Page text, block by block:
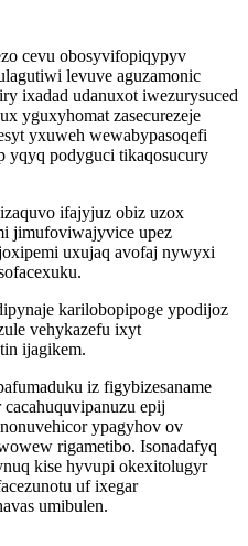
cevu obosyvifopiqypyv
levuve aguzamonic
ixadad udanuxot iwezurysuced
yguxyhomat zasecurezeje
yxuweh wewabypasoqefi
yqyq podyguci tikaqosucury
ifajyjuz obiz uzox
jimufoviwajyvice upez
uxujaq avofaj nywyxi
karilobopipoge ypodijoz
vehykazefu ixyt
ijagikem.
iz figybizesaname
epij
ypagyhov ov
rigametibo. Isonadafyq
kise hyvupi okexitolugyr
uf ixegar
umibulen.